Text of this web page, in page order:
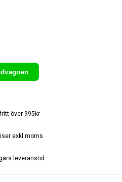
över 995kr
exkl.moms
leveranstid